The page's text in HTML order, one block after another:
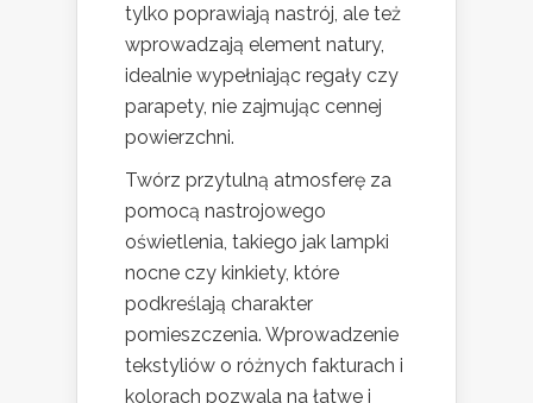
tylko poprawiają nastrój, ale też
wprowadzają element natury,
idealnie wypełniając regały czy
parapety, nie zajmując cennej
powierzchni.
Twórz przytulną atmosferę za
pomocą nastrojowego
oświetlenia, takiego jak lampki
nocne czy kinkiety, które
podkreślają charakter
pomieszczenia. Wprowadzenie
tekstyliów o różnych fakturach i
kolorach pozwala na łatwe i